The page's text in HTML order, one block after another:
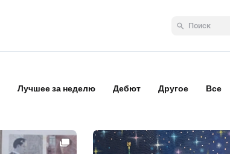
Лучшее за неделю Дебют Другое Все